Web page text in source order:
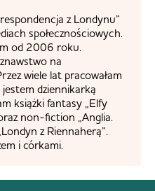
z Londynu”
społecznościowych.
od 2006 roku.
na
wiele lat pracowałam
dziennikarką
książki fantasy „Elfy
non-fiction „Anglia.
z Riennaherą”.
i córkami.